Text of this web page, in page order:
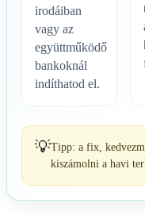
irodáiban
vagy az
együttműködő
bankoknál
indíthatod el.
💡Tipp: a fix,
kiszámolni a havi